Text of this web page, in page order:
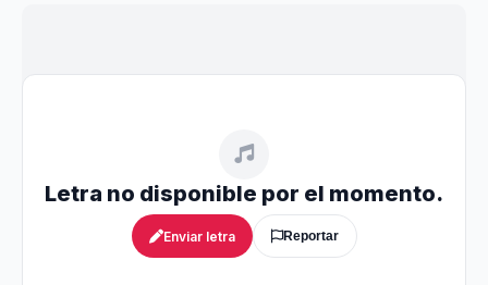
Letra no disponible por el momento.
Enviar letra Reportar